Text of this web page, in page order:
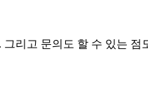
리고 문의도 할 수 있는